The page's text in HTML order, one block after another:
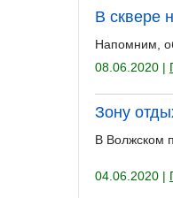
В сквере
Напомним,
08.06.2020 |
Зону
В Волжском
04.06.2020 |